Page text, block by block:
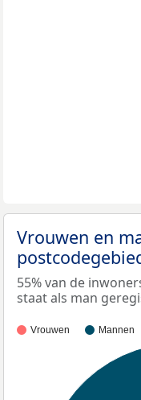
Vrouwen en
55% van de
staat als man
Vrouwen Mannen